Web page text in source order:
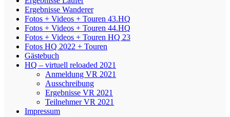
Ergebnisse Wanderer
Fotos + Videos + Touren 43.HQ
Fotos + Videos + Touren 44.HQ
Fotos + Videos + Touren HQ 23
Fotos HQ 2022 + Touren
Gästebuch
HQ – virtuell reloaded 2021
Anmeldung VR 2021
Ausschreibung
Ergebnisse VR 2021
Teilnehmer VR 2021
Impressum